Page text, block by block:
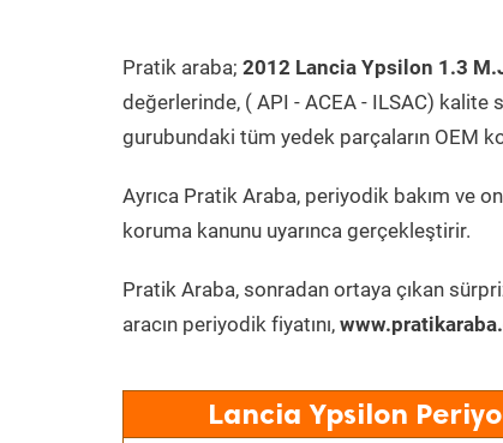
Pratik araba; 2012 Lancia Ypsilon 1.3
değerlerinde, ( API - ACEA - ILSAC)
gurubundaki tüm yedek parçaların OEM
Ayrıca Pratik Araba, periyodik bakım ve
koruma kanunu uyarınca gerçekleştirir.
Pratik Araba, sonradan ortaya çıkan
aracın periyodik fiyatını,
Lancia Ypsilon